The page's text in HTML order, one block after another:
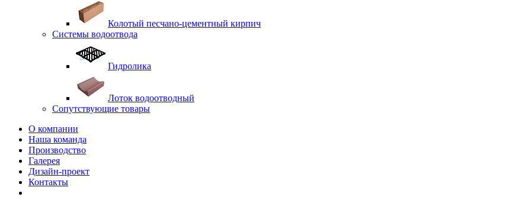
Колотый песчано-цементный кирпич
Системы водоотвода
Гидролика
Лоток водоотводный
Сопутствующие товары
О компании
Наша команда
Производство
Галерея
Дизайн-проект
Контакты